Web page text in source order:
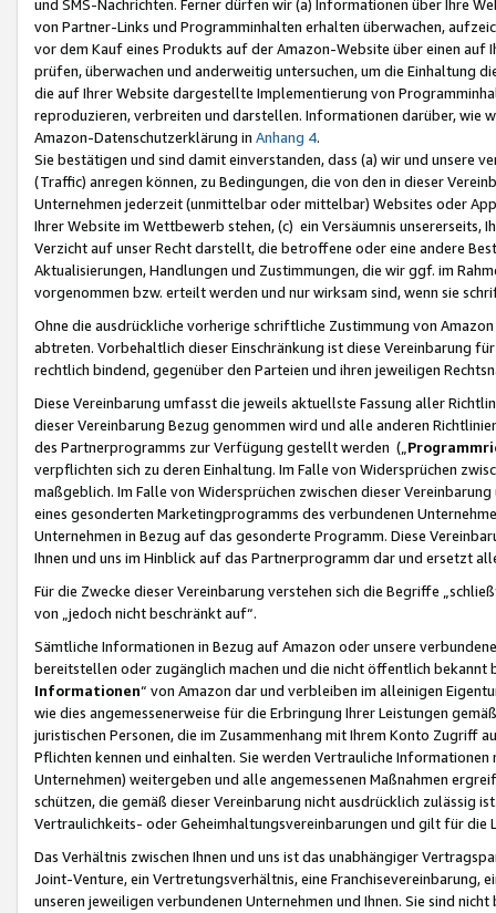
und SMS-Nachrichten. Ferner dürfen wir (a) Informationen über Ihre
von Partner-Links und Programminhalten erhalten überwachen,
vor dem Kauf eines Produkts auf der Amazon-Website über einen
prüfen, überwachen und anderweitig untersuchen, um die Einhaltung
die auf Ihrer Website dargestellte Implementierung von
reproduzieren, verbreiten und darstellen. Informationen darüber, wie
Amazon-Datenschutzerklärung in Anhang 4.
Sie bestätigen und sind damit einverstanden, dass (a) wir und
(Traffic) anregen können, zu Bedingungen, die von den in dieser
Unternehmen jederzeit (unmittelbar oder mittelbar) Websites oder
Ihrer Website im Wettbewerb stehen, (c) ein Versäumnis unsererseits,
Verzicht auf unser Recht darstellt, die betroffene oder eine andere
Aktualisierungen, Handlungen und Zustimmungen, die wir ggf. im
vorgenommen bzw. erteilt werden und nur wirksam sind, wenn sie
Ohne die ausdrückliche vorherige schriftliche Zustimmung von
abtreten. Vorbehaltlich dieser Einschränkung ist diese Vereinbarung
rechtlich bindend, gegenüber den Parteien und ihren jeweiligen
Diese Vereinbarung umfasst die jeweils aktuellste Fassung aller
dieser Vereinbarung Bezug genommen wird und alle anderen
des Partnerprogramms zur Verfügung gestellt werden („
verpflichten sich zu deren Einhaltung. Im Falle von Widersprüchen
maßgeblich. Im Falle von Widersprüchen zwischen dieser
eines gesonderten Marketingprogramms des verbundenen
Unternehmen in Bezug auf das gesonderte Programm. Diese
Ihnen und uns im Hinblick auf das Partnerprogramm dar und ersetzt
Für die Zwecke dieser Vereinbarung verstehen sich die Begriffe
von „jedoch nicht beschränkt auf“.
Sämtliche Informationen in Bezug auf Amazon oder unsere
bereitstellen oder zugänglich machen und die nicht öffentlich
Informationen“ von Amazon dar und verbleiben im alleinigen
wie dies angemessenerweise für die Erbringung Ihrer Leistungen
juristischen Personen, die im Zusammenhang mit Ihrem Konto
Pflichten kennen und einhalten. Sie werden Vertrauliche
Unternehmen) weitergeben und alle angemessenen Maßnahmen
schützen, die gemäß dieser Vereinbarung nicht ausdrücklich zulässig
Vertraulichkeits- oder Geheimhaltungsvereinbarungen und gilt für die
Das Verhältnis zwischen Ihnen und uns ist das unabhängiger
Joint-Venture, ein Vertretungsverhältnis, eine Franchisevereinbarung,
unseren jeweiligen verbundenen Unternehmen und Ihnen. Sie sind